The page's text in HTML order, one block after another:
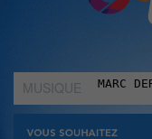
MUSIQUE
: